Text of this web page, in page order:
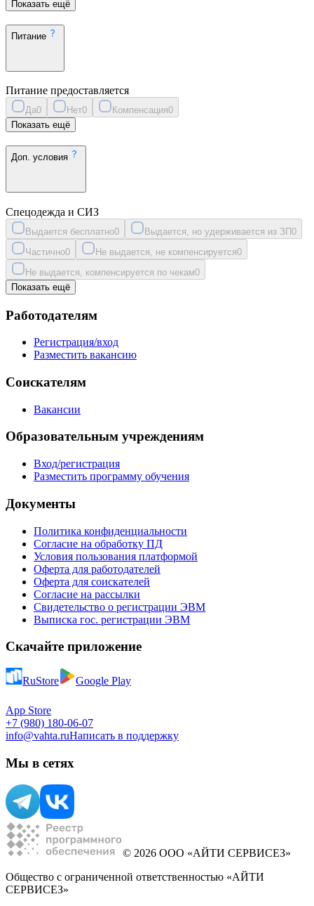
Показать ещё
Питание
Питание предоставляется
Да0 Нет0 Компенсация0
Показать ещё
Доп. условия
Спецодежда и СИЗ
Выдается бесплатно0 Выдается, но удерживается из ЗП0
Частично0 Не выдается, не компенсируется0
Не выдается, компенсируется по чекам0
Показать ещё
Работодателям
Регистрация/вход
Разместить вакансию
Соискателям
Вакансии
Образовательным учреждениям
Вход/регистрация
Разместить программу обучения
Документы
Политика конфиденциальности
Согласие на обработку ПД
Условия пользования платформой
Оферта для работодателей
Оферта для соискателей
Согласие на рассылки
Свидетельство о регистрации ЭВМ
Выписка гос. регистрации ЭВМ
Скачайте приложение
RuStore Google Play
App Store
+7 (980) 180-06-07
info@vahta.ruНаписать в поддержку
Мы в сетях
© 2026 ООО «АЙТИ СЕРВИСЕЗ»
Общество с ограниченной ответственностью «АЙТИ
СЕРВИСЕЗ»